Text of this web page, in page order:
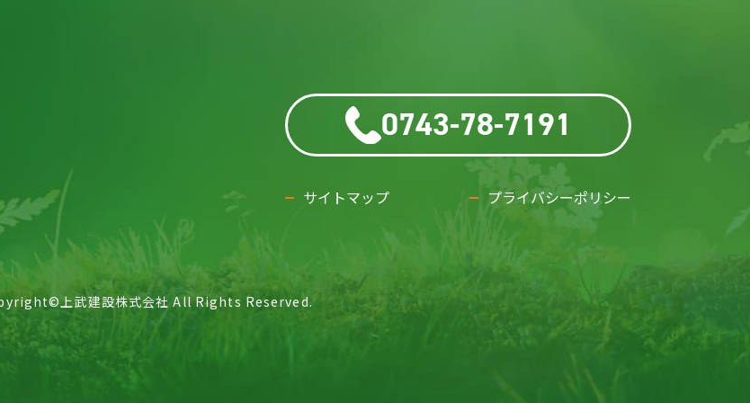
0743-78-7191
サイトマップ プライバシーポリシー
上武建設株式会社 All Rights Reserved.